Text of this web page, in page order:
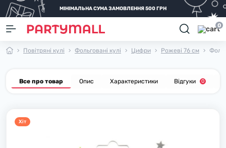
МІНІМАЛЬНА СУМА ЗАМОВЛЕННЯ 500 ГРН
0
Повітряні кулі Фольговані кулі Цифри Рожеві 76 см
Все про товар Опис Характеристики Відгуки 0
Хiт